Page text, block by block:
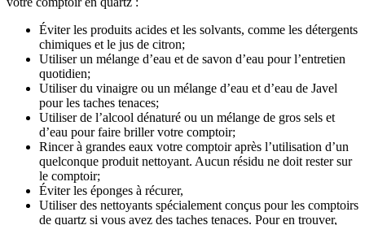
Éviter les produits acides et les solvants, comme les détergents
chimiques et le jus de citron;
Utiliser un mélange d’eau et de savon d’eau pour l’entretien
quotidien;
Utiliser du vinaigre ou un mélange d’eau et d’eau de Javel
pour les taches tenaces;
Utiliser de l’alcool dénaturé ou un mélange de gros sels et
d’eau pour faire briller votre comptoir;
Rincer à grandes eaux votre comptoir après l’utilisation d’un
quelconque produit nettoyant. Aucun résidu ne doit rester sur
le comptoir;
Éviter les éponges à récurer,
Utiliser des nettoyants spécialement conçus pour les comptoirs
de quartz si vous avez des taches tenaces. Pour en trouver,